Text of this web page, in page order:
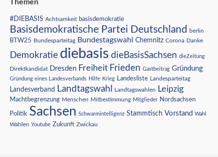
Themen
#DIEBASIS Achtsamkeit basisdemokratie
Basisdemokratische Partei Deutschland berlin
BTW25 Bundesparteitag Bundestagswahl Chemnitz Corona Danke
Demokratie diebasis dieBasisSachsen dieZeitung
Direktkandidat Dresden Freiheit Frieden Gastbeitrag Gründung
Gründung eines Landesverbands Hilfe Krieg Landesliste Landesparteitag
Landesverband Landtagswahl Landtagswahlen Leipzig
Machtbegrenzung Menschen Mitbestimmung Mitglieder Nordsachsen
Politik Sachsen Schwarmintelligenz Stammtisch Vorstand Wahl
Wahlen Youtube Zukunft Zwickau